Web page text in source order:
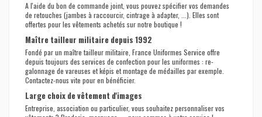
A l'aide du bon de commande joint, vous pouvez spécifier vos demandes
de retouches (jambes à raccourcir, cintrage à adapter, ...). Elles sont
offertes pour les vêtements achetés sur notre boutique !
Maître tailleur militaire depuis 1992
Fondé par un maître tailleur militaire, France Uniformes Service offre
depuis toujours des services de confection pour les uniformes : re-
galonnage de vareuses et képis et montage de médailles par exemple.
Contactez-nous vite pour en bénéficier.
Large choix de vêtement d'images
Entreprise, association ou particulier, vous souhaitez personnaliser vos